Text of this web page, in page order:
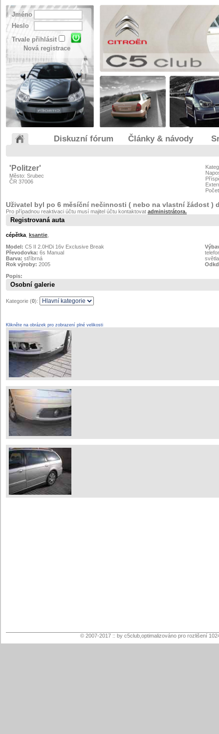
Jméno
Heslo
Trvale přihlásit
Nová registrace
Diskuzní fórum Články & návody
'Politzer'
Město: Srubec
ČR 37006
Uživatel byl po 6 měsíční nečinnosti ( nebo na vlastní žádost )
Pro případnou reaktivaci účtu musí majitel účtu kontaktovat administrátora.
Registrovaná auta
cépětka ksantie
Model: C5 II 2.0HDi 16v Exclusive Break
Převodovka: 6s Manual
Barva: stříbrná
Rok výroby: 2005
Popis:
Osobní galerie
Kategorie (0):
Klikněte na obrázek pro zobrazení plné velikosti
© 2007-2017 :: by c5club,optimalizováno pro rozlišení